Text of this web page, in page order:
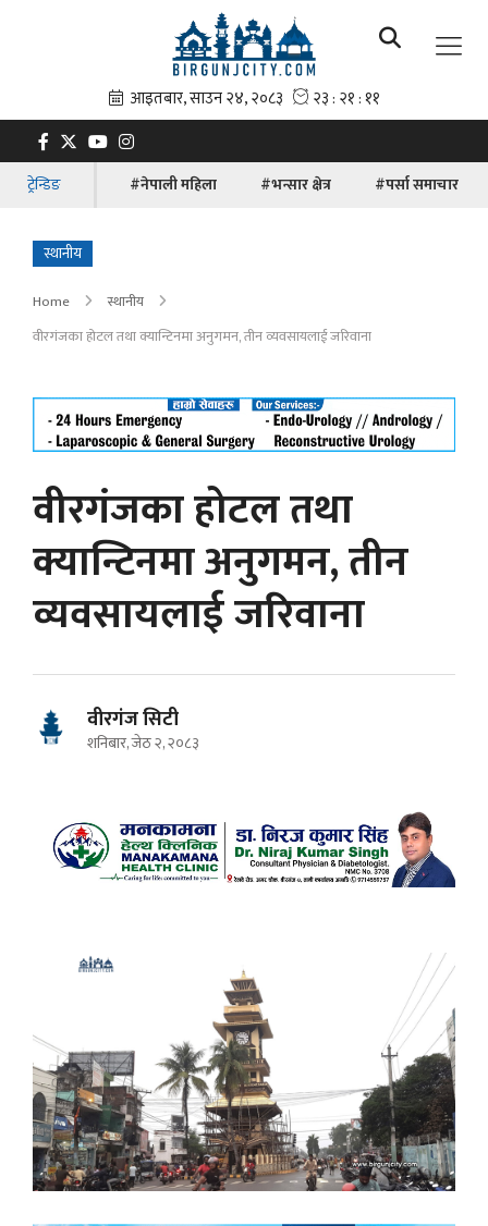
ट्रेन्डिङ #नेपाली महिला #भन्सार क्षेत्र #पर्सा समाचार
स्थानीय
Home
स्थानीय
वीरगंजका होटल तथा क्यान्टिनमा अनुगमन, तीन व्यवसायलाई जरिवाना
वीरगंजका होटल तथा
क्यान्टिनमा अनुगमन, तीन
व्यवसायलाई जरिवाना
वीरगंज सिटी
शनिबार, जेठ २, २०८३